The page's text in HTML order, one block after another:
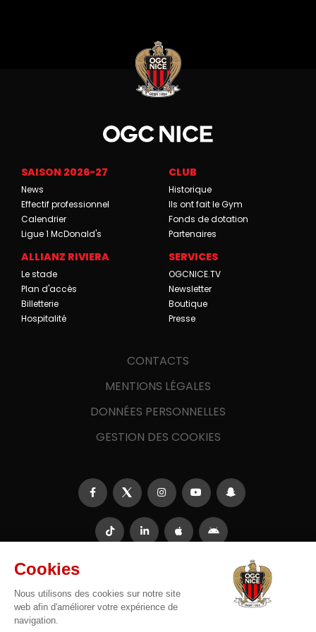
SAISON 2026-27
News
Effectif professionnel
Calendrier
Ligue 1 McDonald's
CLUB
Historique
Ils ont fait le Gym
Fonds de dotation
Partenaires
ALLIANZ RIVIERA
Le stade
Plan d'accès
Billetterie
Hospitalité
SERVICES
OGCNICE.TV
Newsletter
Boutique
Presse
CONTACTS
MENTIONS LÉGALES
DONNÉES PERSONNELLES
GESTION DES COOKIES